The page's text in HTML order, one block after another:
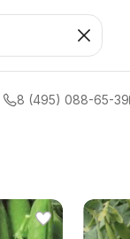
8 (495) 088-65-39